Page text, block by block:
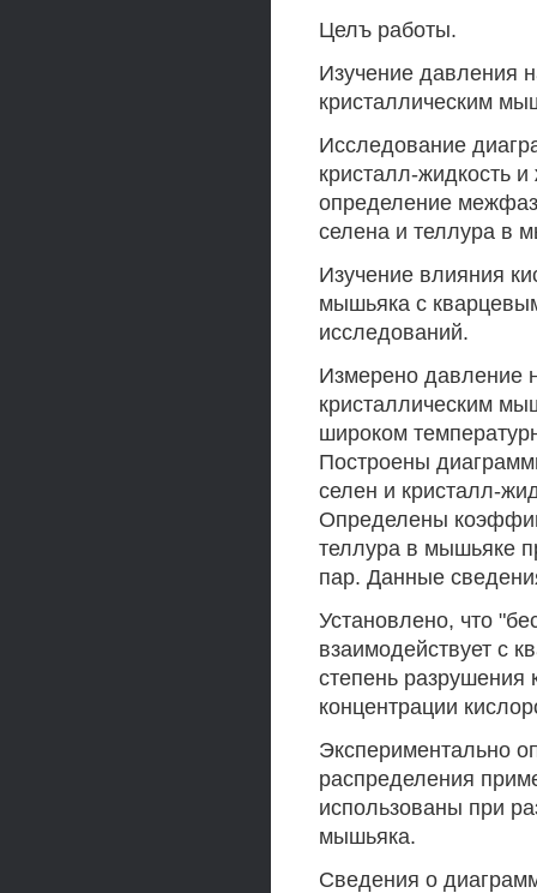
Целъ работы.
Изучение давления
кристаллическим
Исследование
кристалл-жидкость
определение
селена и теллура в
Изучение влияния
мышьяка с
исследований.
Измерено давление
кристаллическим
широком
Построены
селен и кристалл-
Определены
теллура в мышьяке
пар. Данные
Установлено, что
взаимодействует с
степень разрушения
концентрации
Экспериментально
распределения
использованы при
мышьяка.
Сведения о